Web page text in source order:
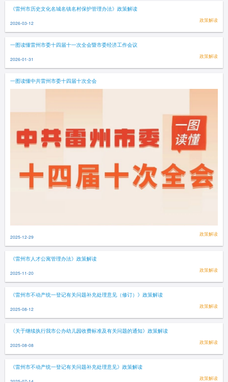
《雷州市历史文化名城名镇名村保护管理办法》政策解读
2026-03-12 政策解读
一图读懂雷州市委十四届十一次全会暨市委经济工作会议
2026-01-31 政策解读
一图读懂中共雷州市委十四届十次全会
2025-12-29 政策解读
《雷州市人才公寓管理办法》政策解读
2025-11-20 政策解读
《雷州市不动产统一登记有关问题补充处理意见（修订）》政策解读
2025-08-12 政策解读
《关于继续执行我市公办幼儿园收费标准及有关问题的通知》政策解读
2025-08-08 政策解读
《雷州市不动产统一登记有关问题补充处理意见》政策解读
政策解读